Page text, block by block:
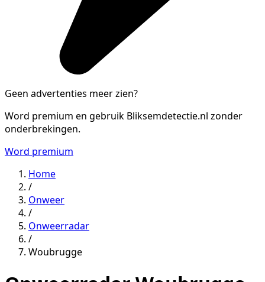
Geen advertenties meer zien?
Word premium en gebruik Bliksemdetectie.nl zonder
onderbrekingen.
Word premium
Home
/
Onweer
/
Onweerradar
/
Woubrugge